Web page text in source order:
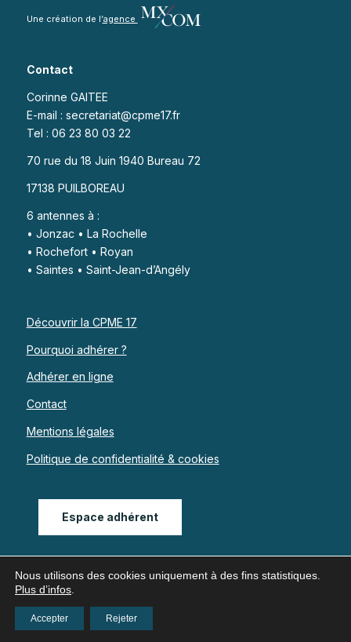
Une création de l’agence
Contact
Corinne GAITEE
E-mail : secretariat@cpme17.fr
Tel : 06 23 80 03 22
70 rue du 18 Juin 1940 Bureau 72
17138 PUILBOREAU
6 antennes à :
• Jonzac • La Rochelle
• Rochefort • Royan
• Saintes • Saint-Jean-d’Angély
Découvrir la CPME 17
Pourquoi adhérer ?
Adhérer en ligne
Contact
Mentions légales
Politique de confidentialité & cookies
Espace adhérent
Nous utilisons des cookies uniquement à des fins statistiques.
Plus d’infos
Accepter Rejeter